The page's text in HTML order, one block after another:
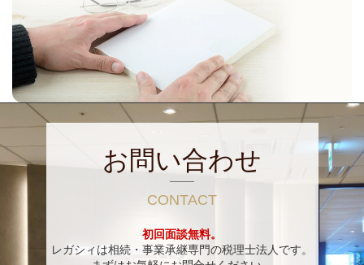
お問い合わせ
CONTACT
初回面談無料。
レガシィは相続・事業承継専門の税理士法人です。